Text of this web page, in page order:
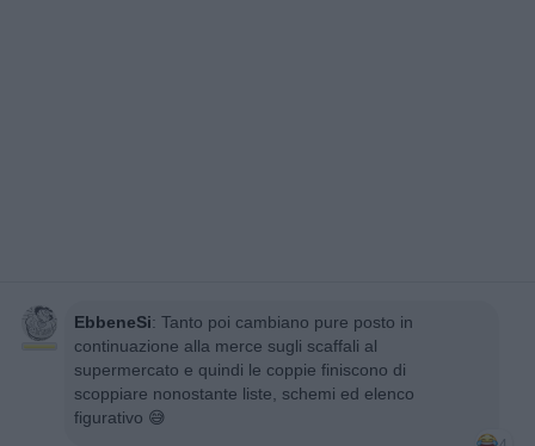
EbbeneSi: Tanto poi cambiano pure posto in
continuazione alla merce sugli scaffali al
supermercato e quindi le coppie finiscono di
scoppiare nonostante liste, schemi ed elenco
figurativo 😅